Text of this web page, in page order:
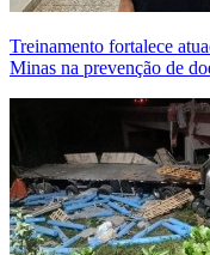
Treinamento fortalece
Minas na prevenção de